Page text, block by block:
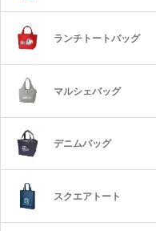
ランチトートバッグ
マルシェバッグ
デニムバッグ
スクエアトート